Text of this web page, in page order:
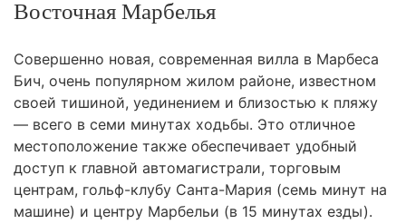
Восточная Марбелья
Совершенно новая, современная вилла в Марбеса
Бич, очень популярном жилом районе, известном
своей тишиной, уединением и близостью к пляжу
— всего в семи минутах ходьбы. Это отличное
местоположение также обеспечивает удобный
доступ к главной автомагистрали, торговым
центрам, гольф-клубу Санта-Мария (семь минут на
машине) и центру Марбельи (в 15 минутах езды).